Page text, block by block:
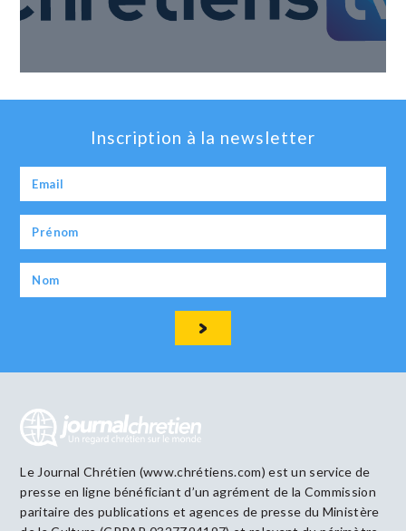
Inscription à la newsletter
Le Journal Chrétien (www.chrétiens.com) est un service de
presse en ligne bénéficiant d’un agrément de la Commission
paritaire des publications et agences de presse du Ministère